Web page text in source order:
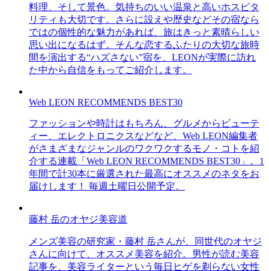
料理、そして景色。気持ちのいい温泉と高いホスピタ
リティも大切です。さらに設えや歴史などその宿なら
ではの個性的な魅力があれば、旅はきっと素晴らしい
思い出になるはず。そんな恋するふたりの大切な旅時
間を演出する“ハズさない”宿を、LEONが実際に訪れ
た中から自信をもってご紹介します。
Web LEON RECOMMENDS BEST30
ファッションや時計はもちろん、グルメからビューテ
ィー、エレクトロニクスなどなど、Web LEON編集者
がさまざまなジャンルのワクワクするモノ・コトを紹
介する連載「Web LEON RECOMMENDS BEST30」。1
年間で計30本に厳選された最高にオススメのネタをお
届けします！ 毎週土曜日公開予定。
藤村 岳のオヤジ美容道
メンズ美容の研究家・藤村 岳さんが、同世代のオヤジ
さんに向けて、オススメ美容を紹介。男性が読む美容
記事を、美容ライターという毎日ヒゲを剃らない女性